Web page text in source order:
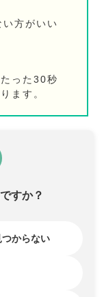
方がいい
った30秒
ます。